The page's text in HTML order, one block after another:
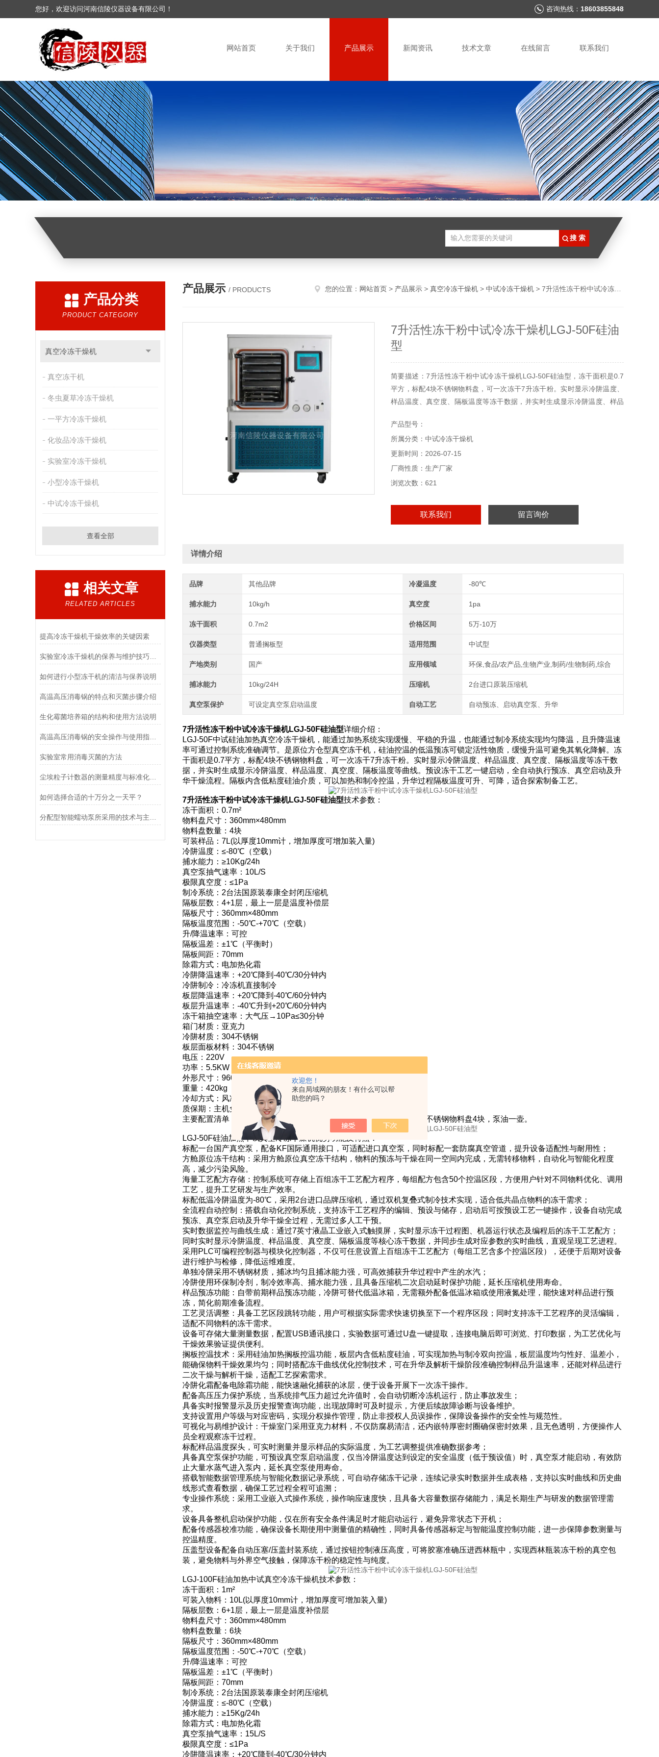
欢迎您！
来自局域网的朋友！有什么可以帮
助您的吗？
您好，欢迎访问河南信陵仪器设备有限公司！ 咨询热线： 18603855848
网站首页 关于我们 产品展示 新闻资讯 技术文章 在线留言 联系我们
产品分类
PRODUCT CATEGORY
真空冷冻干燥机
真空冻干机
冬虫夏草冷冻干燥机
一平方冷冻干燥机
化妆品冷冻干燥机
实验室冷冻干燥机
小型冷冻干燥机
中试冷冻干燥机
查看全部
相关文章
RELATED ARTICLES
提高冷冻干燥机干燥效率的关键因素
如何进行小型冻干机的清洁与保养说明
高温高压消毒锅的特点和灭菌步骤介绍
生化霉菌培养箱的结构和使用方法说明
高温高压消毒锅的安全操作与使用指南说明
实验室常用消毒灭菌的方法
尘埃粒子计数器的测量精度与标准化方法
如何选择合适的十万分之一天平？
产品展示 / PRODUCTS 您的位置： 网站首页 > 产品展示 > 真空冷冻干燥机 > 中试冷冻干燥机 > 7升活性冻干粉中试冷冻干燥机LGJ-50F硅油型
7升活性冻干粉中试冷冻干燥机LGJ-50F硅油
型
简要描述：7升活性冻干粉中试冷冻干燥机LGJ-50F硅油型，冻干面积是0.7
平方，标配4块不锈钢物料盘，可一次冻干7升冻干粉。实时显示冷阱温度、
样品温度、真空度、隔板温度等冻干数据，并实时生成显示冷阱温度、样品
冻、真空启动及升华干燥流程。隔板内含低粘度硅油介质，可以加热和制冷
控温，升华过程隔板温度可升、可降，适合探索制备工艺。
产品型号：
所属分类：中试冷冻干燥机
更新时间：2026-07-15
厂商性质：生产厂家
浏览次数：621
联系我们 留言询价
详情介绍
品牌 其他品牌 冷凝温度 -80℃
捕水能力 10kg/h 真空度 1pa
冻干面积 0.7m2 价格区间 5万-10万
仪器类型 普通搁板型 适用范围 中试型
产地类别 国产 应用领域 环保,食品/农产品,生物产业,制药/生物制药,综合
捕冰能力 10kg/24H 压缩机 2台进口原装压缩机
真空泵保护 可设定真空泵启动温度 自动工艺 自动预冻、启动真空泵、升华
7升活性冻干粉中试冷冻干燥机LGJ-50F硅油型详细介绍：
LGJ-50F中试硅油加热真空冷冻干燥机，能通过加热系统实现缓慢、平稳的升温，也能通过制冷系统实现均匀降温，且升降温速
率可通过控制系统准确调节。是原位方仓型真空冻干机，硅油控温的低温预冻可锁定活性物质，缓慢升温可避免其氧化降解。冻
干面积是0.7平方，标配4块不锈钢物料盘，可一次冻干7升冻干粉。实时显示冷阱温度、样品温度、真空度、隔板温度等冻干数
据，并实时生成显示冷阱温度、样品温度、真空度、隔板温度等曲线。预设冻干工艺一键启动，全自动执行预冻、真空启动及升
华干燥流程。隔板内含低粘度硅油介质，可以加热和制冷控温，升华过程隔板温度可升、可降，适合探索制备工艺。
7升活性冻干粉中试冷冻干燥机LGJ-50F硅油型技术参数：
冻干面积：0.7m²
物料盘尺寸：360mm×480mm
物料盘数量：4块
可装样品：7L(以厚度10mm计，增加厚度可增加装入量)
冷阱温度：≤-80℃（空载）
捕水能力：≥10Kg/24h
真空泵抽气速率：10L/S
极限真空度：≤1Pa
制冷系统：2台法国原装泰康全封闭压缩机
隔板层数：4+1层，最上一层是温度补偿层
隔板尺寸：360mm×480mm
隔板温度范围：-50℃-+70℃（空载）
升/降温速率：可控
隔板温差：±1℃（平衡时）
隔板间距：70mm
除霜方式：电加热化霜
冷阱降温速率：+20℃降到-40℃/30分钟内
冷阱制冷：冷冻机直接制冷
板层降温速率：+20℃降到-40℃/60分钟内
板层升温速率：-40℃升到+20℃/60分钟内
冻干箱抽空速率：大气压→10Pa≤30分钟
箱门材质：亚克力
冷阱材质：304不锈钢
板层面板材料：304不锈钢
电压：220V
功率：5.5KW
外形尺寸：960×785×1450mm
重量：420kg
冷却方式：风冷
质保期：主机免费质保一年
主要配置清单：原位方仓主机一台，真空泵一台，真空连接管道一套，不锈钢物料盘4块，泵油一壶。
LGJ-50F硅油加热中试真空冷冻干燥机优势功能及特点：
标配一台国产真空泵，配备KF国际通用接口，可适配进口真空泵，同时标配一套防腐真空管道，提升设备适配性与耐用性；
方舱原位冻干结构：采用方舱原位真空冻干结构，物料的预冻与干燥在同一空间内完成，无需转移物料，自动化与智能化程度
高，减少污染风险。
海量工艺配方存储：控制系统可存储上百组冻干工艺配方程序，每组配方包含50个控温区段，方便用户针对不同物料优化、调用
工艺，提升工艺研发与生产效率。
标配低温冷阱温度为-80℃，采用2台进口品牌压缩机，通过双机复叠式制冷技术实现，适合低共晶点物料的冻干需求；
全流程自动控制：搭载自动化控制系统，支持冻干工艺程序的编辑、预设与储存，启动后可按预设工艺一键操作，设备自动完成
预冻、真空泵启动及升华干燥全过程，无需过多人工干预。
实时数据监控与曲线生成：通过7英寸液晶工业嵌入式触摸屏，实时显示冻干过程图、机器运行状态及编程后的冻干工艺配方；
同时实时显示冷阱温度、样品温度、真空度、隔板温度等核心冻干数据，并同步生成对应参数的实时曲线，直观呈现工艺进程。
采用PLC可编程控制器与模块化控制器，不仅可任意设置上百组冻干工艺配方（每组工艺含多个控温区段），还便于后期对设备
进行维护与检修，降低运维难度。
单独冷阱采用不锈钢材质，捕冰均匀且捕冰能力强，可高效捕获升华过程中产生的水汽；
冷阱使用环保制冷剂，制冷效率高、捕水能力强，且具备压缩机二次启动延时保护功能，延长压缩机使用寿命。
样品预冻功能：自带前期样品预冻功能，冷阱可替代低温冰箱，无需额外配备低温冰箱或使用液氮处理，能快速对样品进行预
冻，简化前期准备流程。
工艺灵活调整：具备工艺区段跳转功能，用户可根据实际需求快速切换至下一个程序区段；同时支持冻干工艺程序的灵活编辑，
适配不同物料的冻干需求。
设备可存储大量测量数据，配置USB通讯接口，实验数据可通过U盘一键提取，连接电脑后即可浏览、打印数据，为工艺优化与
干燥效果验证提供便利。
搁板控温技术：采用硅油加热搁板控温功能，板层内含低粘度硅油，可实现加热与制冷双向控温，板层温度均匀性好、温差小，
能确保物料干燥效果均匀；同时搭配冻干曲线优化控制技术，可在升华及解析干燥阶段准确控制样品升温速率，还能对样品进行
二次干燥与解析干燥，适配工艺探索需求。
冷阱化霜配备电除霜功能，能快速融化捕获的冰层，便于设备开展下一次冻干操作。
配备高压压力保护系统，当系统排气压力超过允许值时，会自动切断冷冻机运行，防止事故发生；
具备实时报警显示及历史报警查询功能，出现故障时可及时提示，方便后续故障诊断与设备维护。
支持设置用户等级与对应密码，实现分权操作管理，防止非授权人员误操作，保障设备操作的安全性与规范性。
可视化与易维护设计：干燥室门采用亚克力材料，不仅防腐易清洁，还内嵌特厚密封圈确保密封效果，且无色透明，方便操作人
员全程观察冻干过程。
标配样品温度探头，可实时测量并显示样品的实际温度，为工艺调整提供准确数据参考；
具备真空泵保护功能，可预设真空泵启动温度，仅当冷阱温度达到设定的安全温度（低于预设值）时，真空泵才能启动，有效防
止大量水蒸气进入泵内，延长真空泵使用寿命。
搭载智能数据管理系统与智能化数据记录系统，可自动存储冻干记录，连续记录实时数据并生成表格，支持以实时曲线和历史曲
线形式查看数据，确保工艺过程全程可追溯；
专业操作系统：采用工业嵌入式操作系统，操作响应速度快，且具备大容量数据存储能力，满足长期生产与研发的数据管理需
求。
设备具备整机启动保护功能，仅在所有安全条件满足时才能启动运行，避免异常状态下开机；
配备传感器校准功能，确保设备长期使用中测量值的精确性，同时具备传感器标定与智能温度控制功能，进一步保障参数测量与
控温精度。
压盖型设备配备自动压塞/压盖封装系统，通过按钮控制液压高度，可将胶塞准确压进西林瓶中，实现西林瓶装冻干粉的真空包
装，避免物料与外界空气接触，保障冻干粉的稳定性与纯度。
LGJ-100F硅油加热中试真空冷冻干燥机技术参数：
冻干面积：1m²
可装入物料：10L(以厚度10mm计，增加厚度可增加装入量)
隔板层数：6+1层，最上一层是温度补偿层
物料盘尺寸：360mm×480mm
物料盘数量：6块
隔板尺寸：360mm×480mm
隔板温度范围：-50℃-+70℃（空载）
升/降温速率：可控
隔板温差：±1℃（平衡时）
隔板间距：70mm
制冷系统：2台法国原装泰康全封闭压缩机
冷阱温度：≤-80℃（空载）
捕水能力：≥15Kg/24h
除霜方式：电加热化霜
真空泵抽气速率：15L/S
极限真空度：≤1Pa
冷阱降温速率：+20℃降到-40℃/30分钟内